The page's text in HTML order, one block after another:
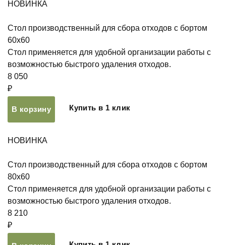
НОВИНКА
Стол производственный для сбора отходов с бортом
60х60
Стол применяется для удобной организации работы с
возможностью быстрого удаления отходов.
8 050
₽
В корзину Купить в 1 клик
НОВИНКА
Стол производственный для сбора отходов с бортом
80х60
Стол применяется для удобной организации работы с
возможностью быстрого удаления отходов.
8 210
₽